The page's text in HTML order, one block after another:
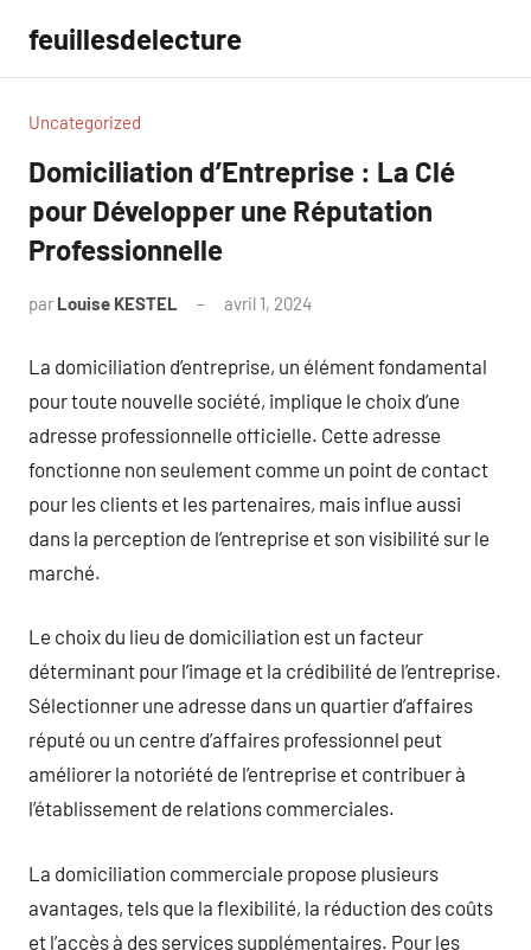
contenu
feuillesdelecture
Uncategorized
Domiciliation d’Entreprise : La Clé
pour Développer une Réputation
Professionnelle
par Louise KESTEL avril 1, 2024
La domiciliation d’entreprise, un élément fondamental
pour toute nouvelle société, implique le choix d’une
adresse professionnelle officielle. Cette adresse
fonctionne non seulement comme un point de contact
pour les clients et les partenaires, mais influe aussi
dans la perception de l’entreprise et son visibilité sur le
marché.
Le choix du lieu de domiciliation est un facteur
déterminant pour l’image et la crédibilité de l’entreprise.
Sélectionner une adresse dans un quartier d’affaires
réputé ou un centre d’affaires professionnel peut
améliorer la notoriété de l’entreprise et contribuer à
l’établissement de relations commerciales.
La domiciliation commerciale propose plusieurs
avantages, tels que la flexibilité, la réduction des coûts
et l’accès à des services supplémentaires. Pour les